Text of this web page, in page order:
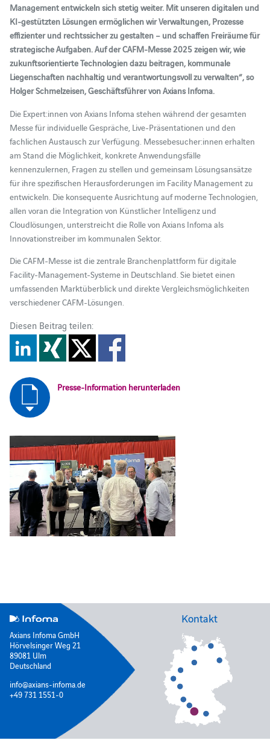
Management entwickeln sich stetig weiter. Mit unseren digitalen und
KI-gestützten Lösungen ermöglichen wir Verwaltungen, Prozesse
effizienter und rechtssicher zu gestalten – und schaffen Freiräume für
strategische Aufgaben. Auf der CAFM-Messe 2025 zeigen wir, wie
zukunftsorientierte Technologien dazu beitragen, kommunale
Liegenschaften nachhaltig und verantwortungsvoll zu verwalten“, so
Holger Schmelzeisen, Geschäftsführer von Axians Infoma.
Die Expert:innen von Axians Infoma stehen während der gesamten
Messe für individuelle Gespräche, Live-Präsentationen und den
fachlichen Austausch zur Verfügung. Messebesucher:innen erhalten
am Stand die Möglichkeit, konkrete Anwendungsfälle
kennenzulernen, Fragen zu stellen und gemeinsam Lösungsansätze
für ihre spezifischen Herausforderungen im Facility Management zu
entwickeln. Die konsequente Ausrichtung auf moderne Technologien,
allen voran die Integration von Künstlicher Intelligenz und
Cloudlösungen, unterstreicht die Rolle von Axians Infoma als
Innovationstreiber im kommunalen Sektor.
Die CAFM-Messe ist die zentrale Branchenplattform für digitale
Facility-Management-Systeme in Deutschland. Sie bietet einen
umfassenden Marktüberblick und direkte Vergleichsmöglichkeiten
verschiedener CAFM-Lösungen.
Diesen Beitrag teilen:
Presse-Information herunterladen
Axians Infoma GmbH
Hörvelsinger Weg 21
89081 Ulm
Deutschland
info@axians-infoma.de
+49 731 1551-0
Kontakt